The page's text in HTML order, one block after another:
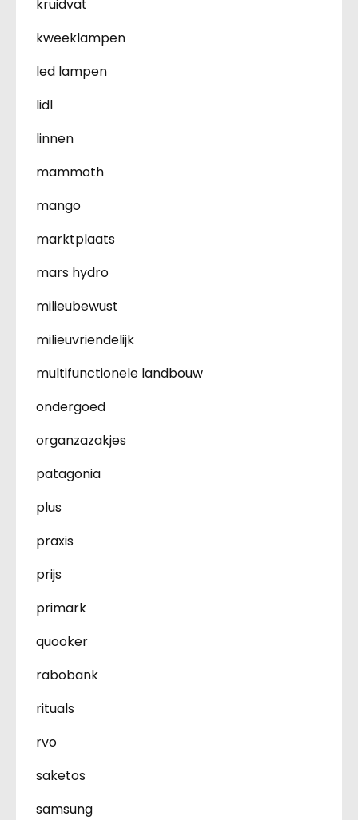
kruidvat
kweeklampen
led lampen
lidl
linnen
mammoth
mango
marktplaats
mars hydro
milieubewust
milieuvriendelijk
multifunctionele landbouw
ondergoed
organzazakjes
patagonia
plus
praxis
prijs
primark
quooker
rabobank
rituals
rvo
saketos
samsung